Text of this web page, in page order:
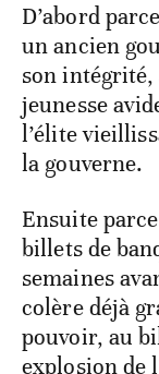
D’abord
un ancien
son
jeunesse
l’élite
la gouverne.
Ensuite
billets de
semaines
colère déjà
pouvoir, au
explosion de